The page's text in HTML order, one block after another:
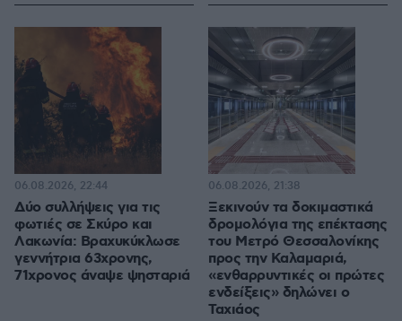
Δύο συλλήψεις για τις
φωτιές σε Σκύρο και
Λακωνία: Βραχυκύκλωσε
γεννήτρια 63χρονης,
71χρονος άναψε ψησταριά
06.08.2026, 22:44
Ξεκινούν τα δοκιμαστικά
δρομολόγια της επέκτασης
του Μετρό Θεσσαλονίκης
προς την Καλαμαριά,
«ενθαρρυντικές οι πρώτες
ενδείξεις» δηλώνει ο
Ταχιάος
06.08.2026, 21:38